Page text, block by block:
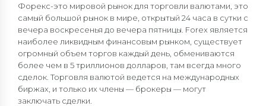
Форекс-это мировой рынок для торговли валютами, это
самый большой рынок в мире, открытый 24 часа в сутки с
вечера воскресенья до вечера пятницы. Forex является
наиболее ликвидным финансовым рынком, существует
огромный объем торгов каждый день, обмениваются
более чем в 5 триллионов долларов, там всегда много
сделок. Торговля валютой ведется на международных
биржах, и только их члены — брокеры — могут
заключать сделки.